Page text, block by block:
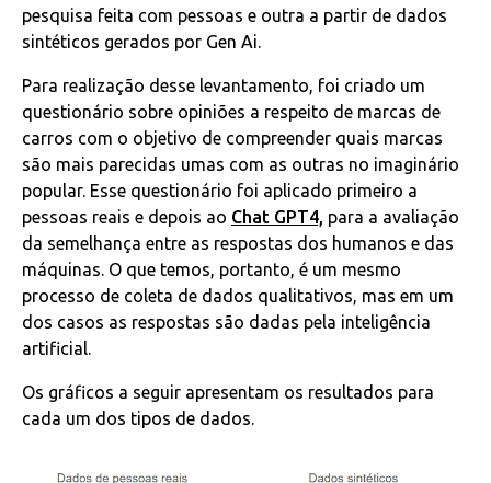
pesquisa feita com pessoas e outra a partir de dados
sintéticos gerados por Gen Ai.
Para realização desse levantamento, foi criado um
questionário sobre opiniões a respeito de marcas de
carros com o objetivo de compreender quais marcas
são mais parecidas umas com as outras no imaginário
popular. Esse questionário foi aplicado primeiro a
pessoas reais e depois ao Chat GPT4, para a avaliação
da semelhança entre as respostas dos humanos e das
máquinas. O que temos, portanto, é um mesmo
processo de coleta de dados qualitativos, mas em um
dos casos as respostas são dadas pela inteligência
artificial.
Os gráficos a seguir apresentam os resultados para
cada um dos tipos de dados.